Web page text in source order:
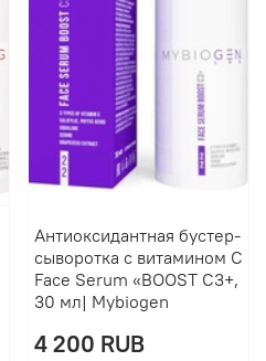
Антиоксидантная бустер-
сыворотка с витамином C
Face Serum «BOOST C3+,
30 мл| Mybiogen
4 200 RUB